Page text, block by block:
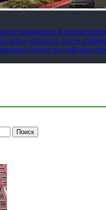
в хранилища Европы
мира добились роста
одного российского